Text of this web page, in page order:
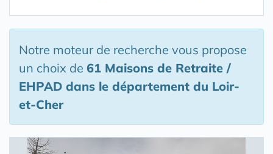
Notre moteur de recherche vous propose
un choix de 61 Maisons de Retraite /
EHPAD dans le département du Loir-
et-Cher